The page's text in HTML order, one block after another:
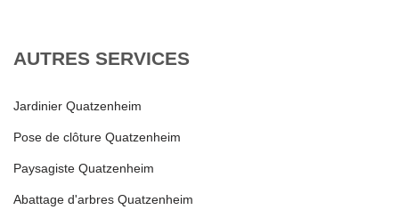
AUTRES SERVICES
Jardinier Quatzenheim
Pose de clôture Quatzenheim
Paysagiste Quatzenheim
Abattage d'arbres Quatzenheim